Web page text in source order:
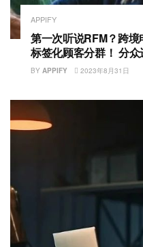
APPIFY
第一次听说RFM？跨境
标签化顾客分群！ 分
BY APPIFY 2023年8月31日